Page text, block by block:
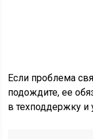
Если проблема
подождите, ее
в техподдержку и